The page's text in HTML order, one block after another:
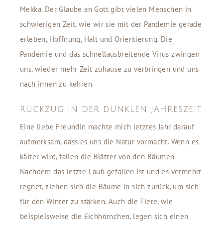
Mekka. Der Glaube an Gott gibt vielen Menschen in
schwierigen Zeit, wie wir sie mit der Pandemie gerade
erleben, Hoffnung, Halt und Orientierung. Die
Pandemie und das schnellausbreitende Virus zwingen
uns, wieder mehr Zeit zuhause zu verbringen und uns
nach innen zu kehren.
RÜCKZUG IN DER DUNKLEN JAHRESZEIT
Eine liebe Freundin machte mich letztes Jahr darauf
aufmerksam, dass es uns die Natur vormacht. Wenn es
kälter wird, fallen die Blätter von den Bäumen.
Nachdem das letzte Laub gefallen ist und es vermehrt
regnet, ziehen sich die Bäume in sich zurück, um sich
für den Winter zu stärken. Auch die Tiere, wie
beispielsweise die Eichhörnchen, legen sich einen